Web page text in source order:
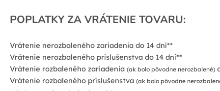
POPLATKY ZA VRÁTENIE TOVARU:
Vrátenie nerozbaleného zariadenia do 14 dní**
Vrátenie nerozbaleného príslušenstva do 14 dní**
Vrátenie rozbaleného zariadenia (ak bolo pôvodne nerozbalené)
Vrátenie rozbaleného príslušenstva (ak bolo pôvodne